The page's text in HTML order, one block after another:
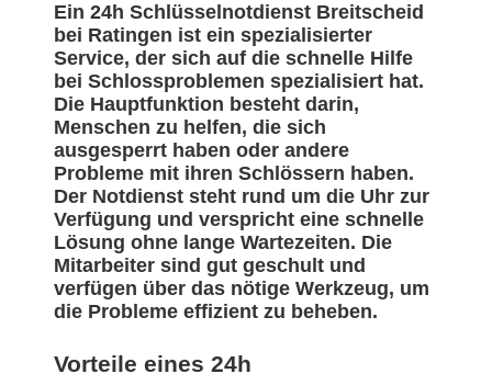
Ein 24h Schlüsselnotdienst Breitscheid
bei Ratingen ist ein spezialisierter
Service, der sich auf die schnelle Hilfe
bei Schlossproblemen spezialisiert hat.
Die Hauptfunktion besteht darin,
Menschen zu helfen, die sich
ausgesperrt haben oder andere
Probleme mit ihren Schlössern haben.
Der Notdienst steht rund um die Uhr zur
Verfügung und verspricht eine schnelle
Lösung ohne lange Wartezeiten. Die
Mitarbeiter sind gut geschult und
verfügen über das nötige Werkzeug, um
die Probleme effizient zu beheben.
Vorteile eines 24h